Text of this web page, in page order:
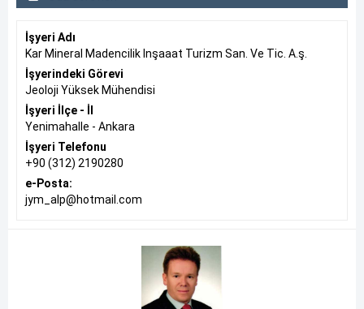
İşyeri Adı
Kar Mineral Madencilik Inşaaat Turizm San. Ve Tic. A.ş.
İşyerindeki Görevi
Jeoloji Yüksek Mühendisi
İşyeri İlçe - İl
Yenimahalle - Ankara
İşyeri Telefonu
+90 (312) 2190280
e-Posta:
jym_alp@hotmail.com